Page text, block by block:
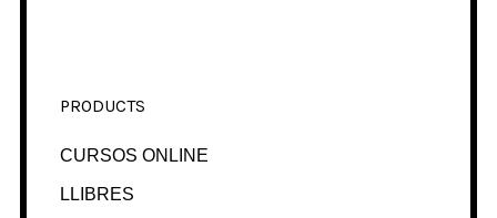
PRODUCTS
CURSOS ONLINE
LLIBRES